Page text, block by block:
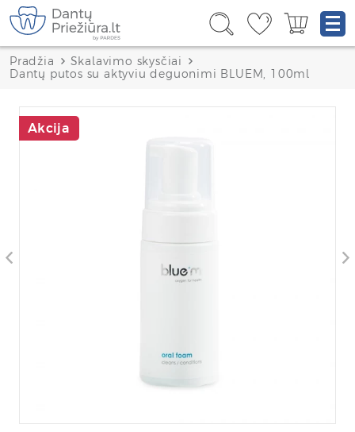
Pradžia
Skalavimo skysčiai
Dantų putos su aktyviu deguonimi BLUEM, 100ml
Akcija